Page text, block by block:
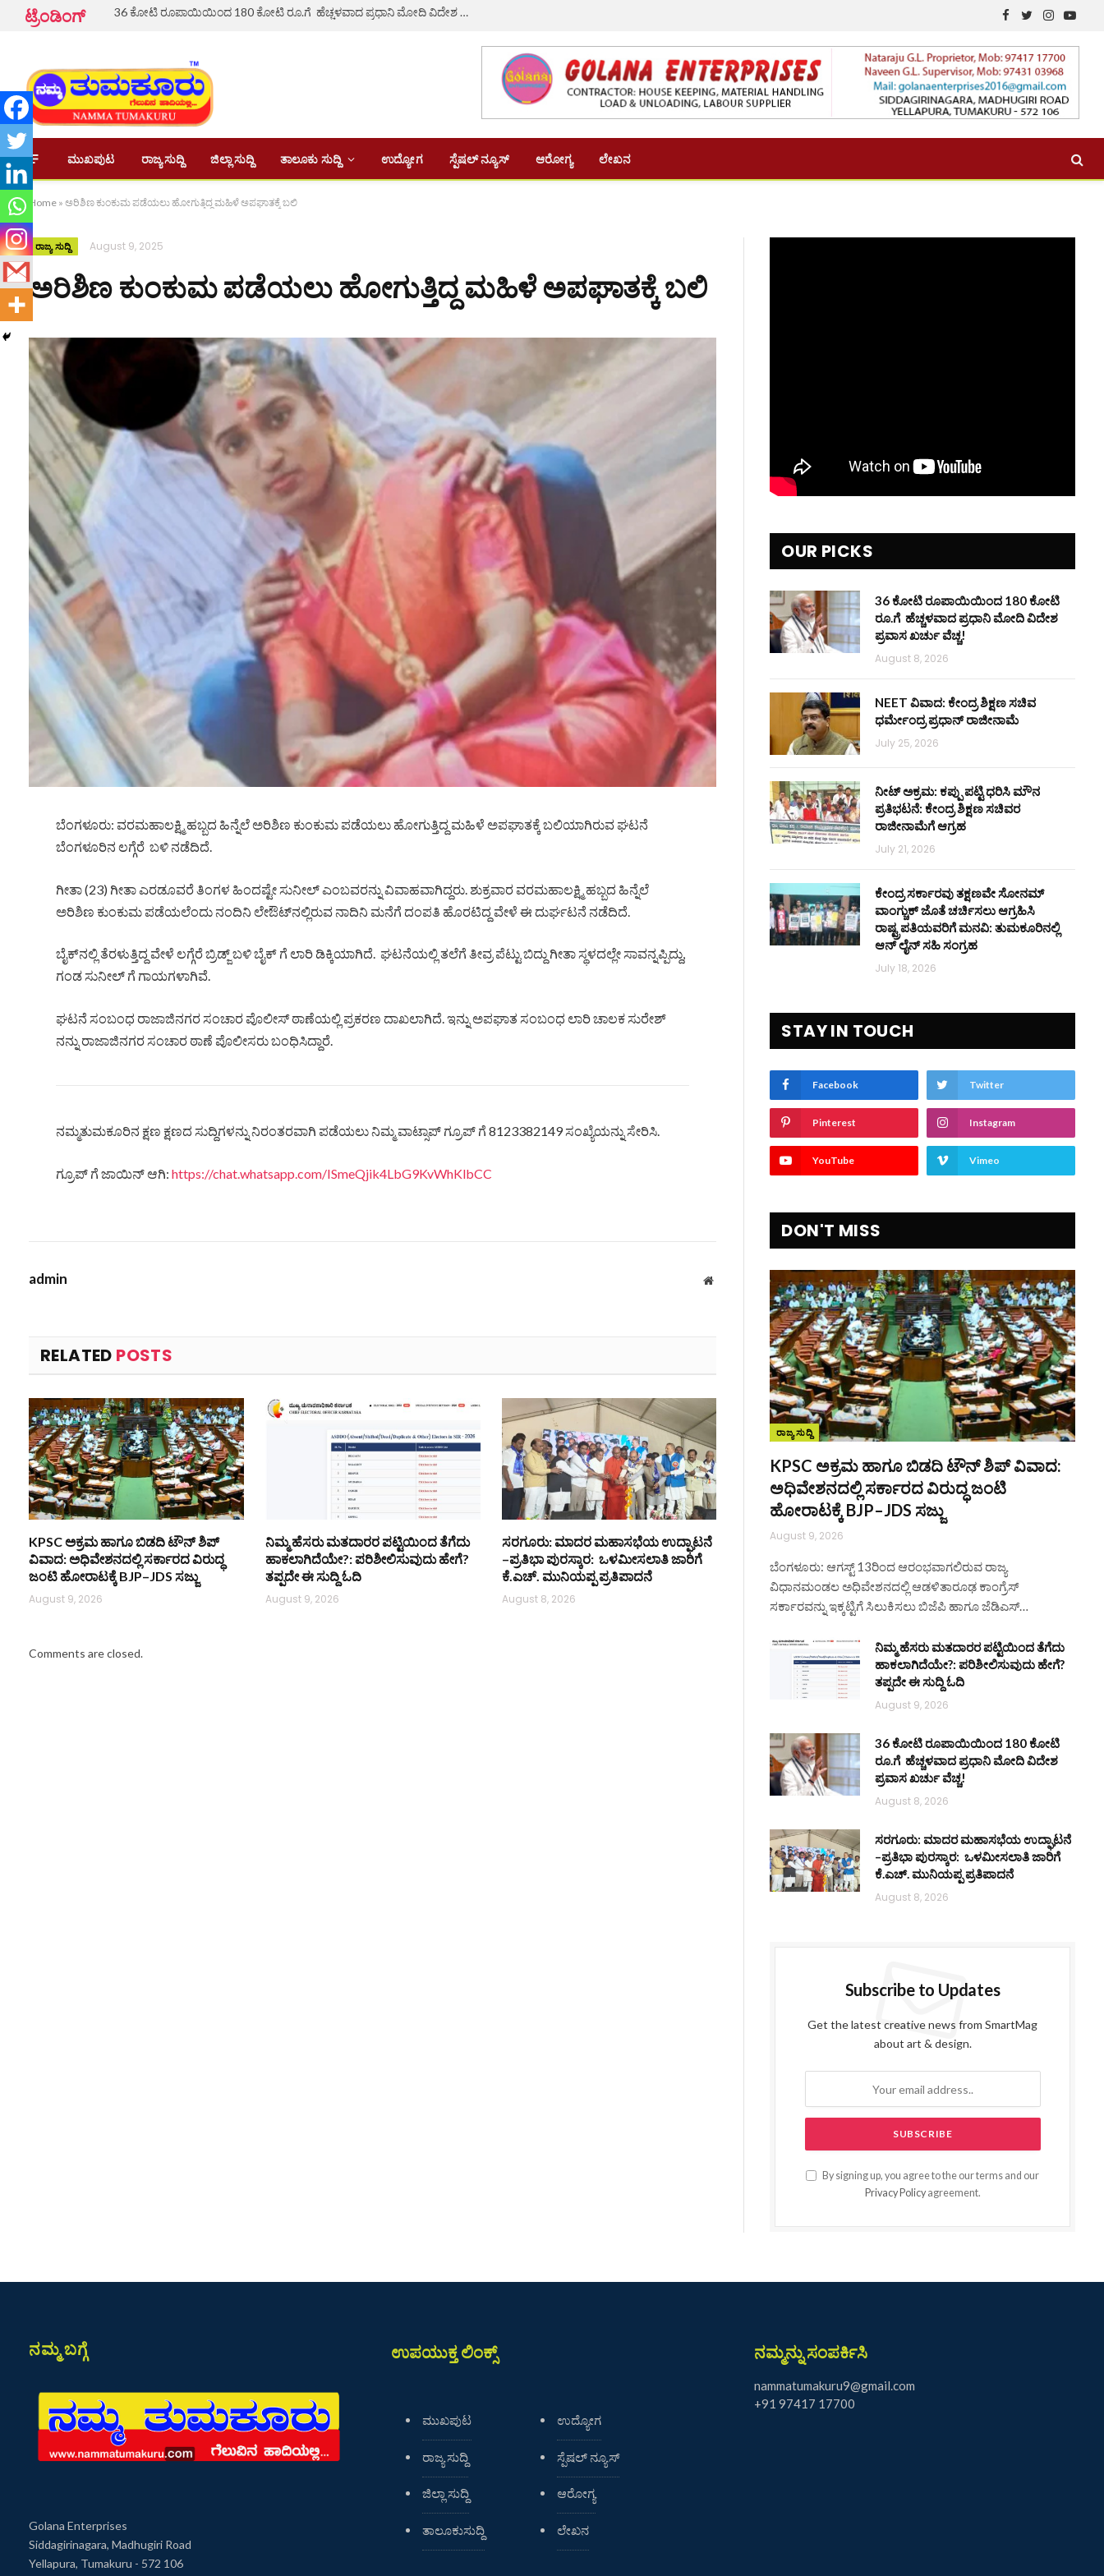
ಟ್ರೆಂಡಿಂಗ್ 36 ಕೋಟಿ ರೂಪಾಯಿಯಿಂದ 180 ಕೋಟಿ ರೂ.ಗೆ ಹೆಚ್ಚಳವಾದ ಪ್ರಧಾನಿ ಮೋದಿ ವಿದೇಶ ಪ್ರವಾಸ ಖರ್ಚು ವೆಚ್ಚ!
Facebook
TwitterInstagram
ಮುಖಪುಟ ರಾಜ್ಯ ಸುದ್ದಿ ಜಿಲ್ಲಾ ಸುದ್ದಿ ತಾಲೂಕು ಸುದ್ದಿ ಉದ್ಯೋಗ ಸ್ಪೆಷಲ್ ನ್ಯೂಸ್ ಆರೋಗ್ಯ ಲೇಖನ
Home » ಅರಿಶಿಣ ಕುಂಕುಮ ಪಡೆಯಲು ಹೋಗುತ್ತಿದ್ದ ಮಹಿಳೆ ಅಪಘಾತಕ್ಕೆ ಬಲಿ
ರಾಜ್ಯ ಸುದ್ದಿ August 9, 2025
ಅರಿಶಿಣ ಕುಂಕುಮ ಪಡೆಯಲು ಹೋಗುತ್ತಿದ್ದ ಮಹಿಳೆ ಅಪಘಾತಕ್ಕೆ ಬಲಿ
ಬೆಂಗಳೂರು: ವರಮಹಾಲಕ್ಷ್ಮಿ ಹಬ್ಬದ ಹಿನ್ನೆಲೆ ಅರಿಶಿಣ ಕುಂಕುಮ ಪಡೆಯಲು ಹೋಗುತ್ತಿದ್ದ ಮಹಿಳೆ ಅಪಘಾತಕ್ಕೆ ಬಲಿಯಾಗಿರುವ ಘಟನೆ
ಬೆಂಗಳೂರಿನ ಲಗ್ಗೆರೆ ಬಳಿ ನಡೆದಿದೆ.
ಗೀತಾ (23) ಗೀತಾ ಎರಡೂವರೆ ತಿಂಗಳ ಹಿಂದಷ್ಟೇ ಸುನೀಲ್ ಎಂಬವರನ್ನು ವಿವಾಹವಾಗಿದ್ದರು. ಶುಕ್ರವಾರ ವರಮಹಾಲಕ್ಷ್ಮಿ ಹಬ್ಬದ ಹಿನ್ನೆಲೆ
ಅರಿಶಿಣ ಕುಂಕುಮ ಪಡೆಯಲೆಂದು ನಂದಿನಿ ಲೇಔಟ್‌ನಲ್ಲಿರುವ ನಾದಿನಿ ಮನೆಗೆ ದಂಪತಿ ಹೊರಟಿದ್ದ ವೇಳೆ ಈ ದುರ್ಘಟನೆ ನಡೆದಿದೆ.
ಬೈಕ್‌ನಲ್ಲಿ ತೆರಳುತ್ತಿದ್ದ ವೇಳೆ ಲಗ್ಗೆರೆ ಬ್ರಿಡ್ಜ್ ಬಳಿ ಬೈಕ್‌ ಗೆ ಲಾರಿ ಡಿಕ್ಕಿಯಾಗಿದೆ. ಘಟನೆಯಲ್ಲಿ ತಲೆಗೆ ತೀವ್ರ ಪೆಟ್ಟು ಬಿದ್ದು ಗೀತಾ ಸ್ಥಳದಲ್ಲೇ ಸಾವನ್ನಪ್ಪಿದ್ದು,
ಗಂಡ ಸುನೀಲ್‌ ಗೆ ಗಾಯಗಳಾಗಿವೆ.
ಘಟನೆ ಸಂಬಂಧ ರಾಜಾಜಿನಗರ ಸಂಚಾರ ಪೊಲೀಸ್ ಠಾಣೆಯಲ್ಲಿ ಪ್ರಕರಣ ದಾಖಲಾಗಿದೆ. ಇನ್ನು ಅಪಘಾತ ಸಂಬಂಧ ಲಾರಿ ಚಾಲಕ ಸುರೇಶ್‌
ನನ್ನು ರಾಜಾಜಿನಗರ ಸಂಚಾರ ಠಾಣೆ ಪೊಲೀಸರು ಬಂಧಿಸಿದ್ದಾರೆ.
ನಮ್ಮತುಮಕೂರಿನ ಕ್ಷಣ ಕ್ಷಣದ ಸುದ್ದಿಗಳನ್ನು ನಿರಂತರವಾಗಿ ಪಡೆಯಲು ನಿಮ್ಮ ವಾಟ್ಸಾಪ್ ಗ್ರೂಪ್ ಗೆ 8123382149 ಸಂಖ್ಯೆಯನ್ನು ಸೇರಿಸಿ.
ಗ್ರೂಪ್ ಗೆ ಜಾಯಿನ್ ಆಗಿ: https://chat.whatsapp.com/ISmeQjik4LbG9KvWhKlbCC
admin Website
RELATED POSTS
KPSC ಅಕ್ರಮ ಹಾಗೂ ಬಿಡದಿ ಟೌನ್‌ ಶಿಪ್
ವಿವಾದ: ಅಧಿವೇಶನದಲ್ಲಿ ಸರ್ಕಾರದ ವಿರುದ್ಧ
ಜಂಟಿ ಹೋರಾಟಕ್ಕೆ BJP–JDS ಸಜ್ಜು
August 9, 2026
ನಿಮ್ಮ ಹೆಸರು ಮತದಾರರ ಪಟ್ಟಿಯಿಂದ ತೆಗೆದು
ಹಾಕಲಾಗಿದೆಯೇ?: ಪರಿಶೀಲಿಸುವುದು ಹೇಗೆ?
ತಪ್ಪದೇ ಈ ಸುದ್ದಿ ಓದಿ
August 9, 2026
ಸರಗೂರು: ಮಾದರ ಮಹಾಸಭೆಯ ಉದ್ಘಾಟನೆ
–ಪ್ರತಿಭಾ ಪುರಸ್ಕಾರ: ಒಳಮೀಸಲಾತಿ ಜಾರಿಗೆ
ಕೆ.ಎಚ್. ಮುನಿಯಪ್ಪ ಪ್ರತಿಪಾದನೆ
August 8, 2026
Comments are closed.
OUR PICKS
36 ಕೋಟಿ ರೂಪಾಯಿಯಿಂದ 180 ಕೋಟಿ
ರೂ.ಗೆ ಹೆಚ್ಚಳವಾದ ಪ್ರಧಾನಿ ಮೋದಿ ವಿದೇಶ
ಪ್ರವಾಸ ಖರ್ಚು ವೆಚ್ಚ!
August 8, 2026
NEET ವಿವಾದ: ಕೇಂದ್ರ ಶಿಕ್ಷಣ ಸಚಿವ
ಧರ್ಮೇಂದ್ರ ಪ್ರಧಾನ್ ರಾಜೀನಾಮೆ
July 25, 2026
ನೀಟ್ ಅಕ್ರಮ: ಕಪ್ಪು ಪಟ್ಟಿ ಧರಿಸಿ ಮೌನ
ಪ್ರತಿಭಟನೆ: ಕೇಂದ್ರ ಶಿಕ್ಷಣ ಸಚಿವರ
ರಾಜೀನಾಮೆಗೆ ಆಗ್ರಹ
July 21, 2026
ಕೇಂದ್ರ ಸರ್ಕಾರವು ತಕ್ಷಣವೇ ಸೋನಮ್
ವಾಂಗ್ಚುಕ್ ಜೊತೆ ಚರ್ಚಿಸಲು ಆಗ್ರಹಿಸಿ
ರಾಷ್ಟ್ರಪತಿಯವರಿಗೆ ಮನವಿ: ತುಮಕೂರಿನಲ್ಲಿ
ಆನ್‌ ಲೈನ್ ಸಹಿ ಸಂಗ್ರಹ
July 18, 2026
STAY IN TOUCH
Facebook Twitter
Pinterest Instagram
YouTube Vimeo
DON'T MISS
ರಾಜ್ಯ ಸುದ್ದಿ
KPSC ಅಕ್ರಮ ಹಾಗೂ ಬಿಡದಿ ಟೌನ್‌ ಶಿಪ್ ವಿವಾದ:
ಅಧಿವೇಶನದಲ್ಲಿ ಸರ್ಕಾರದ ವಿರುದ್ಧ ಜಂಟಿ
ಹೋರಾಟಕ್ಕೆ BJP–JDS ಸಜ್ಜು
August 9, 2026
ಬೆಂಗಳೂರು: ಆಗಸ್ಟ್ 13ರಿಂದ ಆರಂಭವಾಗಲಿರುವ ರಾಜ್ಯ
ವಿಧಾನಮಂಡಲ ಅಧಿವೇಶನದಲ್ಲಿ ಆಡಳಿತಾರೂಢ ಕಾಂಗ್ರೆಸ್
ಸರ್ಕಾರವನ್ನು ಇಕ್ಕಟ್ಟಿಗೆ ಸಿಲುಕಿಸಲು ಬಿಜೆಪಿ ಹಾಗೂ ಜೆಡಿಎಸ್…
ನಿಮ್ಮ ಹೆಸರು ಮತದಾರರ ಪಟ್ಟಿಯಿಂದ ತೆಗೆದು
ಹಾಕಲಾಗಿದೆಯೇ?: ಪರಿಶೀಲಿಸುವುದು ಹೇಗೆ?
ತಪ್ಪದೇ ಈ ಸುದ್ದಿ ಓದಿ
August 9, 2026
36 ಕೋಟಿ ರೂಪಾಯಿಯಿಂದ 180 ಕೋಟಿ
ರೂ.ಗೆ ಹೆಚ್ಚಳವಾದ ಪ್ರಧಾನಿ ಮೋದಿ ವಿದೇಶ
ಪ್ರವಾಸ ಖರ್ಚು ವೆಚ್ಚ!
August 8, 2026
ಸರಗೂರು: ಮಾದರ ಮಹಾಸಭೆಯ ಉದ್ಘಾಟನೆ
–ಪ್ರತಿಭಾ ಪುರಸ್ಕಾರ: ಒಳಮೀಸಲಾತಿ ಜಾರಿಗೆ
ಕೆ.ಎಚ್. ಮುನಿಯಪ್ಪ ಪ್ರತಿಪಾದನೆ
August 8, 2026
Subscribe to Updates
Get the latest creative news from SmartMag
about art & design.
By signing up, you agree to the our terms and our
Privacy Policyagreement.
ನಮ್ಮ ಬಗ್ಗೆ
Golana Enterprises
Siddagirinagara, Madhugiri Road
Yellapura, Tumakuru - 572 106
ಉಪಯುಕ್ತ ಲಿಂಕ್ಸ್
ಮುಖಪುಟ
ರಾಜ್ಯ ಸುದ್ದಿ
ಜಿಲ್ಲಾ ಸುದ್ದಿ
ತಾಲೂಕುಸುದ್ದಿ
ಉದ್ಯೋಗ
ಸ್ಪೆಷಲ್ ನ್ಯೂಸ್
ಆರೋಗ್ಯ
ಲೇಖನ
ನಮ್ಮನ್ನು ಸಂಪರ್ಕಿಸಿ
nammatumakuru9@gmail.com
+91 97417 17700